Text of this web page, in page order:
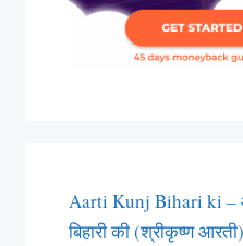
Aarti Kunj Bihari ki
बिहारी की (श्रीकृष्ण आरती)